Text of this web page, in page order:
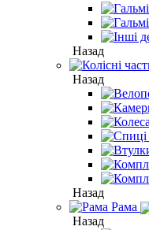
Назад
Назад
Назад
Рама
Назад